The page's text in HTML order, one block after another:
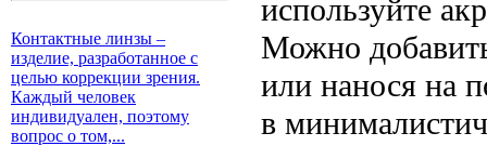
Контактные линзы –
изделие, разработанное с
целью коррекции зрения.
Каждый человек
индивидуален, поэтому
вопрос о том,...
используйте
Можно
или нанося на
в